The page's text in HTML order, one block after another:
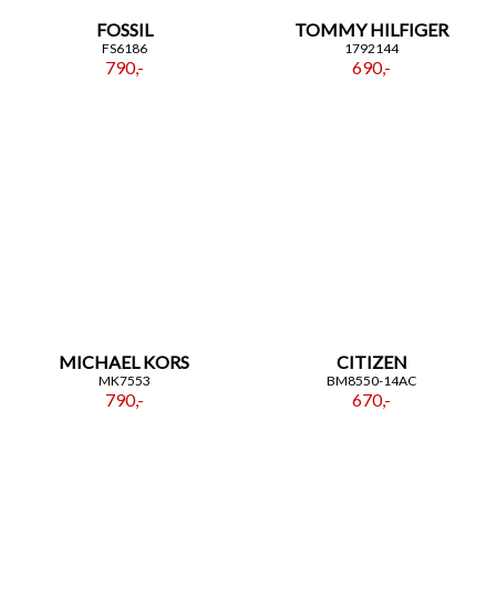
FOSSIL
FS6186
790,-
TOMMY HILFIGER
1792144
690,-
MICHAEL KORS
MK7553
790,-
CITIZEN
BM8550-14AC
670,-